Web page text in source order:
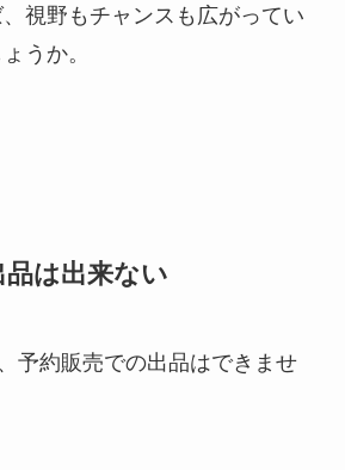
視野もチャンスも広がってい
うか。
は出来ない
予約販売での出品はできませ